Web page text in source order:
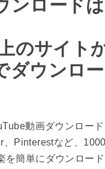
ンロード
のサイト
ダウンロ
動画ダウンロー
Pinterestなど、
を簡単にダウンロー